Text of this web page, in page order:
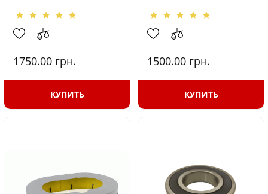
1750.00 грн.
КУПИТЬ
1500.00 грн.
КУПИТЬ